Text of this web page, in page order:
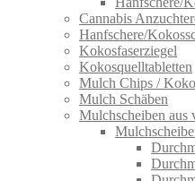
Cannabis
Hanfschere/
Kokosfaserziegel
Kokosquelltabletten
Mulch Chips /
Mulch Schäben
Mulchscheiben aus